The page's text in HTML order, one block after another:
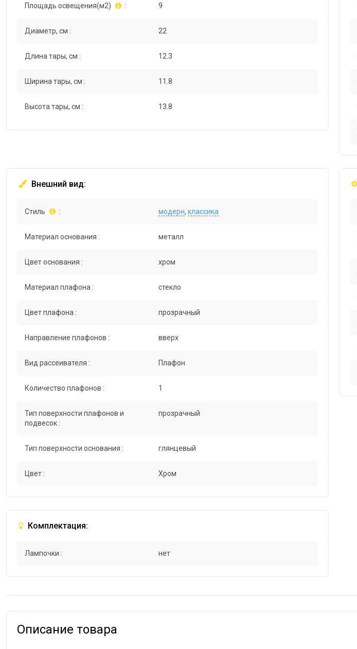
Площадь освещения(м2) : 9
Диаметр, см : 22
Длина тары, см : 12.3
Ширина тары, см : 11.8
Высота тары, см : 13.8
Внешний вид:
Стиль : модерн, классика
Материал основания : металл
Цвет основания : хром
Материал плафона : стекло
Цвет плафона : прозрачный
Направление плафонов : вверх
Вид рассеивателя : Плафон
Количество плафонов : 1
Тип поверхности плафонов и
подвесок :
прозрачный
Тип поверхности основания : глянцевый
Цвет : Хром
Комплектация:
Лампочки : нет
Описание товара